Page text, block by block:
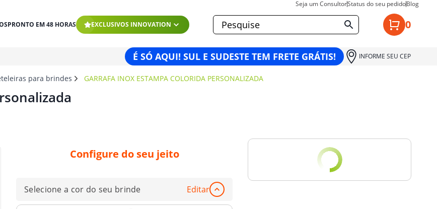
Seja um ConsultorStatus do seu pedidoBlog
PRONTO EM 48 HORAS EXCLUSIVOS INNOVATION 0
É SÓ AQUI! SUL E SUDESTE TEM FRETE GRÁTIS! INFORME SEU CEP
para brindes GARRAFA INOX ESTAMPA COLORIDA PERSONALIZADA
Configure do seu jeito
Selecione a cor do seu brinde Editar